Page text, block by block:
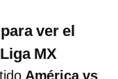
ver el
MX
América vs